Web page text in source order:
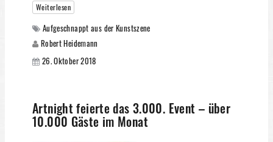
Weiterlesen
Aufgeschnappt aus der Kunstszene
Robert Heidemann
26. Oktober 2018
Artnight feierte das 3.000. Event – über
10.000 Gäste im Monat